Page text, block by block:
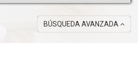
BÚSQUEDA AVANZADA